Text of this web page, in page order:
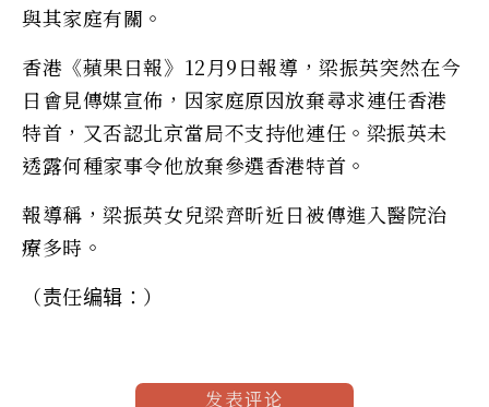
與其家庭有關。
香港《蘋果日報》12月9日報導，梁振英突然在今
日會見傳媒宣佈，因家庭原因放棄尋求連任香港
特首，又否認北京當局不支持他連任。梁振英未
透露何種家事令他放棄參選香港特首。
報導稱，梁振英女兒梁齊昕近日被傳進入醫院治
療多時。
（责任编辑：）
发表评论